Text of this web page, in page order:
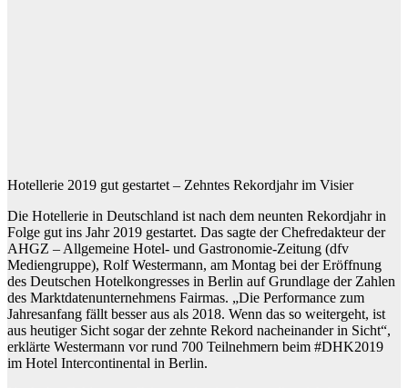
Hotellerie 2019 gut gestartet – Zehntes Rekordjahr im Visier
Die Hotellerie in Deutschland ist nach dem neunten Rekordjahr in
Folge gut ins Jahr 2019 gestartet. Das sagte der Chefredakteur der
AHGZ – Allgemeine Hotel- und Gastronomie-Zeitung (dfv
Mediengruppe), Rolf Westermann, am Montag bei der Eröffnung
des Deutschen Hotelkongresses in Berlin auf Grundlage der Zahlen
des Marktdatenunternehmens Fairmas. „Die Performance zum
Jahresanfang fällt besser aus als 2018. Wenn das so weitergeht, ist
aus heutiger Sicht sogar der zehnte Rekord nacheinander in Sicht“,
erklärte Westermann vor rund 700 Teilnehmern beim #DHK2019
im Hotel Intercontinental in Berlin.